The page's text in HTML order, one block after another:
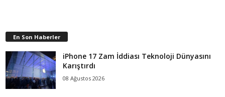
En Son Haberler
iPhone 17 Zam İddiası Teknoloji Dünyasını
Karıştırdı
08 Ağustos 2026